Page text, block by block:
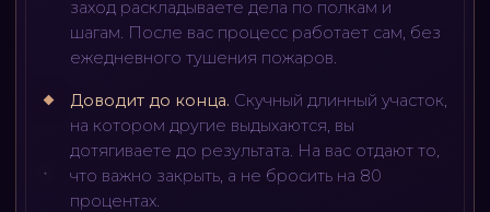
заход раскладываете дела по полкам и
шагам. После вас процесс работает сам, без
ежедневного тушения пожаров.
Доводит до конца. Скучный длинный участок,
на котором другие выдыхаются, вы
дотягиваете до результата. На вас отдают то,
что важно закрыть, а не бросить на 80
процентах.